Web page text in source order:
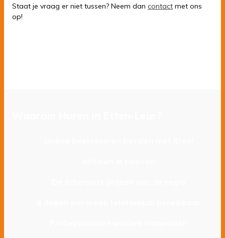
Staat je vraag er niet tussen? Neem dan contact met ons
op!